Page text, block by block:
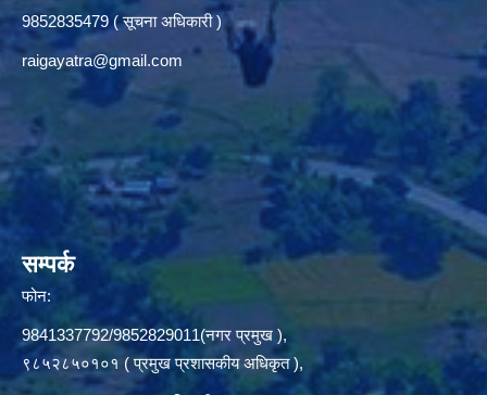
9852835479 ( सूचना अधिकारी )
raigayatra@gmail.com
सम्पर्क
फोन:
9841337792/9852829011(नगर प्रमुख ),
९८५२८५०१०१ ( प्रमुख प्रशासकीय अधिकृत ),